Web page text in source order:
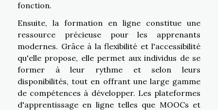
fonction.
Ensuite, la formation en ligne constitue une
ressource précieuse pour les apprenants
modernes. Grâce à la flexibilité et l'accessibilité
qu'elle propose, elle permet aux individus de se
former à leur rythme et selon leurs
disponibilités, tout en offrant une large gamme
de compétences à développer. Les plateformes
d'apprentissage en ligne telles que MOOCs et